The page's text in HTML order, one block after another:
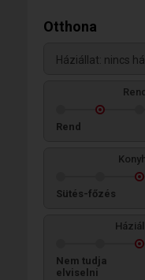
Otthona
Háziállat: nincs
Rend
Rend
Sütés-főzés
Nem tudja
elviselni